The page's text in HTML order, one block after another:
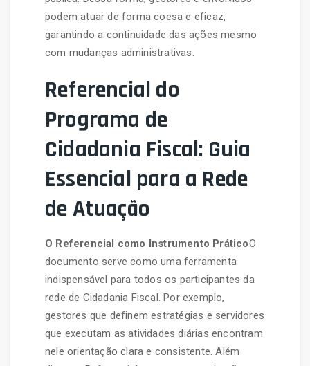
podem atuar de forma coesa e eficaz,
garantindo a continuidade das ações mesmo
com mudanças administrativas.
Referencial do
Programa de
Cidadania Fiscal: Guia
Essencial para a Rede
de Atuação
O Referencial como Instrumento PráticoO
documento serve como uma ferramenta
indispensável para todos os participantes da
rede de Cidadania Fiscal. Por exemplo,
gestores que definem estratégias e servidores
que executam as atividades diárias encontram
nele orientação clara e consistente. Além